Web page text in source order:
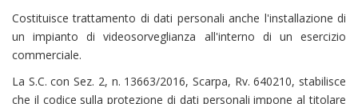
Costituisce trattamento di dati personali anche l'installazione di
un impianto di videosorveglianza all'interno di un esercizio
commerciale.
La S.C. con Sez. 2, n. 13663/2016, Scarpa, Rv. 640210, stabilisce
che il codice sulla protezione di dati personali impone al titolare